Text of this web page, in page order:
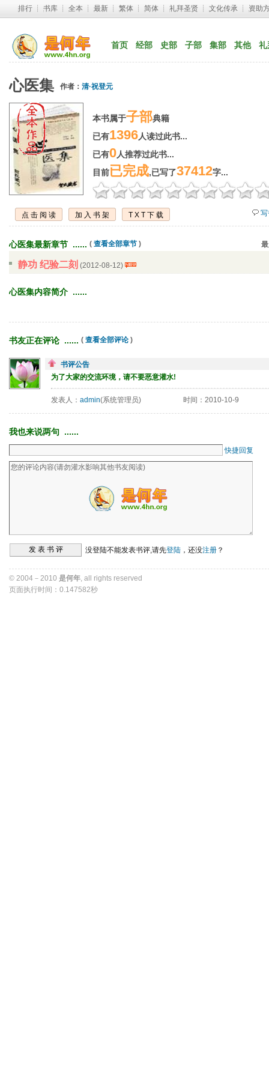
排行 ┊ 书库 ┊ 全本 ┊ 最新 ┊ 繁体 ┊ 简体 ┊ 礼拜圣贤 ┊ 文化传承 ┊ 资助
首页 经部 史部 子部 集部 其他 礼
心医集 作者： 清·祝登元
本书属于子部典籍
已有1396人读过此书...
已有0人推荐过此书...
目前已完成,已写了37412字...
点击阅读 加入书架 TXT下载
心医集最新章节 ...... ( 查看全部章节 )
静功 纪验二刻 (2012-08-12)
心医集内容简介 ......
书友正在评论 ...... ( 查看全部评论)
书评公告
为了大家的交流环境，请不要恶意灌水!
发表人： admin(系统管理员) 时间：2010-10-9
我也来说两句 ......
快捷回复
没登陆不能发表书评,请先登陆 ，还没注册 ？
© 2004－2010 是何年 , all rights reserved
页面执行时间：0.147582秒